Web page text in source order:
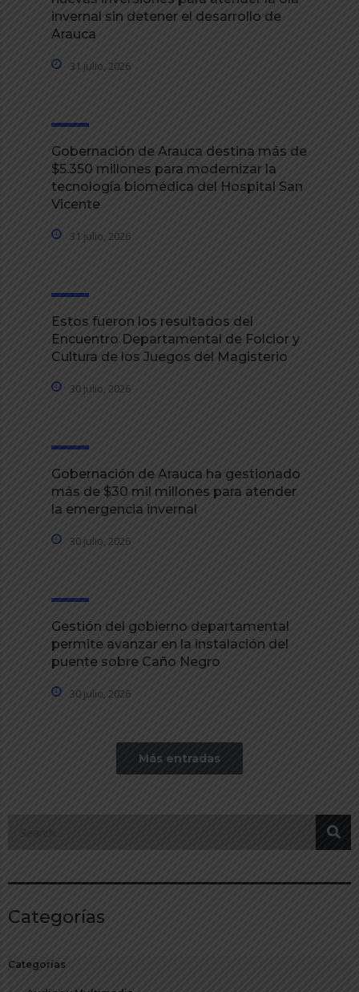
invernal sin detener el desarrollo de
Arauca
31 julio, 2026
Gobernación de Arauca destina más de
$5.350 millones para modernizar la
tecnología biomédica del Hospital San
Vicente
31 julio, 2026
Estos fueron los resultados del
Encuentro Departamental de Folclor y
Cultura de los Juegos del Magisterio
30 julio, 2026
Gobernación de Arauca ha gestionado
más de $30 mil millones para atender
la emergencia invernal
30 julio, 2026
Gestión del gobierno departamental
permite avanzar en la instalación del
puente sobre Caño Negro
30 julio, 2026
Más entradas
Categorías
Categorías